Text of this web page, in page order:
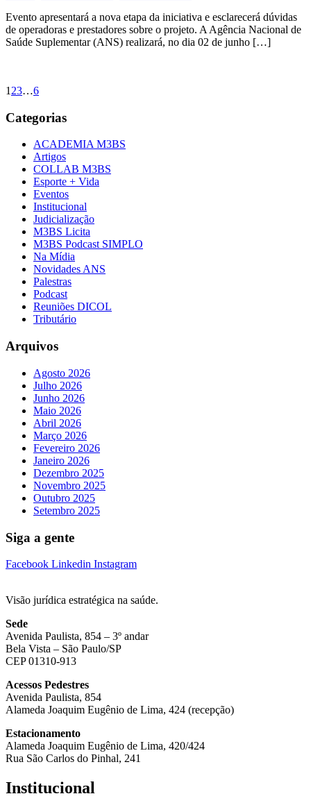
Evento apresentará a nova etapa da iniciativa e esclarecerá dúvidas
de operadoras e prestadores sobre o projeto. A Agência Nacional de
Saúde Suplementar (ANS) realizará, no dia 02 de junho […]
1 23…6
Categorias
ACADEMIA M3BS
Artigos
COLLAB M3BS
Esporte + Vida
Eventos
Institucional
Judicialização
M3BS Licita
M3BS Podcast SIMPLO
Na Mídia
Novidades ANS
Palestras
Podcast
Reuniões DICOL
Tributário
Arquivos
Agosto 2026
Julho 2026
Junho 2026
Maio 2026
Abril 2026
Março 2026
Fevereiro 2026
Janeiro 2026
Dezembro 2025
Novembro 2025
Outubro 2025
Setembro 2025
Siga a gente
Facebook Linkedin Instagram
Visão jurídica estratégica na saúde.
Sede
Avenida Paulista, 854 – 3º andar
Bela Vista – São Paulo/SP
CEP 01310-913
Acessos Pedestres
Avenida Paulista, 854
Alameda Joaquim Eugênio de Lima, 424 (recepção)
Estacionamento
Alameda Joaquim Eugênio de Lima, 420/424
Rua São Carlos do Pinhal, 241
Institucional